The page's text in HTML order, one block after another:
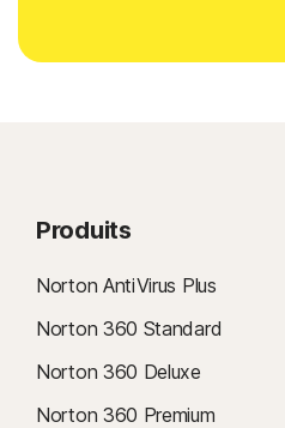
Produits
Norton AntiVirus Plus
Norton 360 Standard
Norton 360 Deluxe
Norton 360 Premium